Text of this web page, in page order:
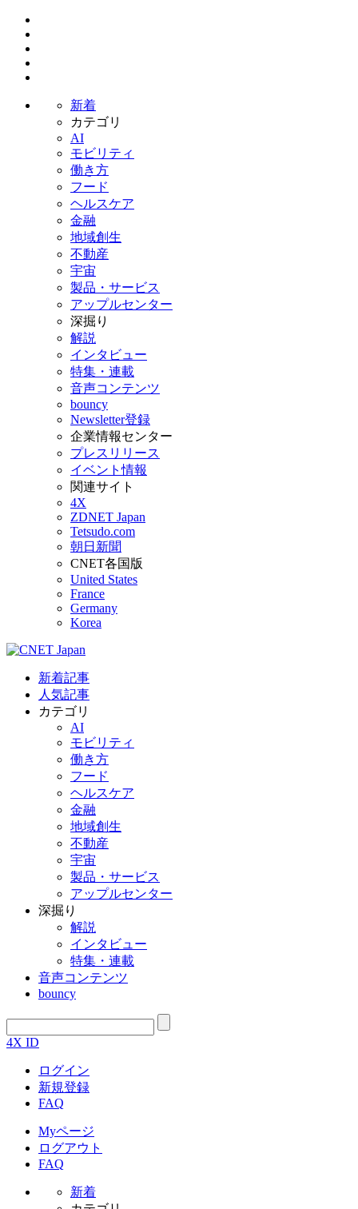
新着
カテゴリ
AI
モビリティ
働き方
フード
ヘルスケア
金融
地域創生
不動産
宇宙
製品・サービス
アップルセンター
深掘り
解説
インタビュー
特集・連載
音声コンテンツ
bouncy
Newsletter登録
企業情報センター
プレスリリース
イベント情報
関連サイト
4X
ZDNET Japan
Tetsudo.com
朝日新聞
CNET各国版
United States
France
Germany
Korea
新着記事
人気記事
カテゴリ
AI
モビリティ
働き方
フード
ヘルスケア
金融
地域創生
不動産
宇宙
製品・サービス
アップルセンター
深掘り
解説
インタビュー
特集・連載
音声コンテンツ
bouncy
4X ID
ログイン
新規登録
FAQ
Myページ
ログアウト
FAQ
新着